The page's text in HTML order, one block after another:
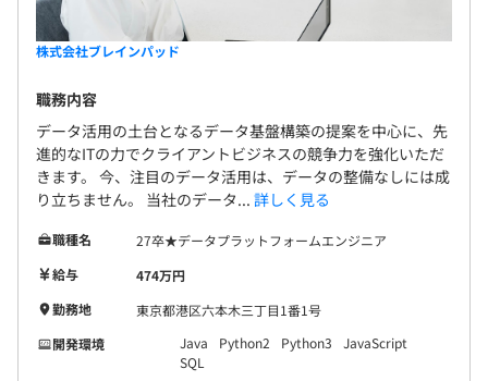
株式会社ブレインパッド
職務内容
データ活用の土台となるデータ基盤構築の提案を中心に、先
進的なITの力でクライアントビジネスの競争力を強化いただ
きます。 今、注目のデータ活用は、データの整備なしには成
り立ちません。 当社のデータ... 詳しく見る
職種名
27卒★データプラットフォームエンジニア
給与
474万円
勤務地
東京都港区六本木三丁目1番1号
開発環境
Java Python2 Python3
JavaScript
SQL